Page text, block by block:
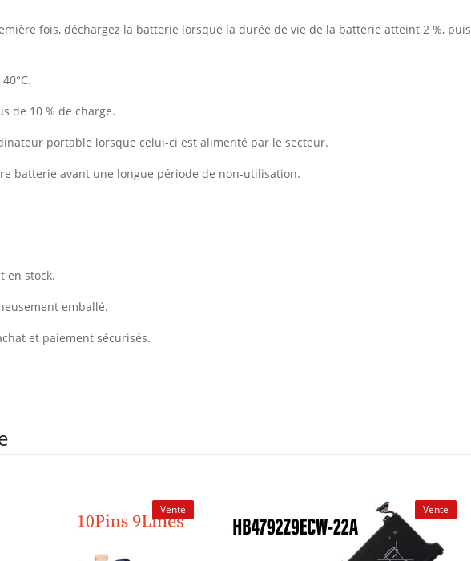
fois, déchargez la batterie lorsque la durée de vie de la batterie atteint 2 %, puis
de 10 % de charge.
portable lorsque celui-ci est alimenté par le secteur.
batterie avant une longue période de non-utilisation.
en stock.
emballé.
et paiement sécurisés.
Vente Vente